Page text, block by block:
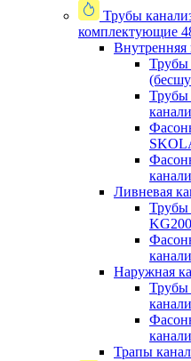
Трубы
комплектующие
Внутренняя
Трубы
Ливневая
Трубы
Наружная
Трапы